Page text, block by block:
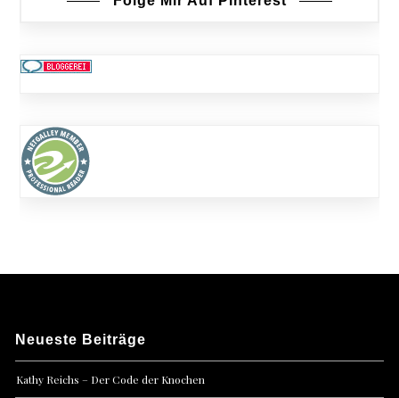
Neueste Beiträge
Kathy Reichs – Der Code der Knochen